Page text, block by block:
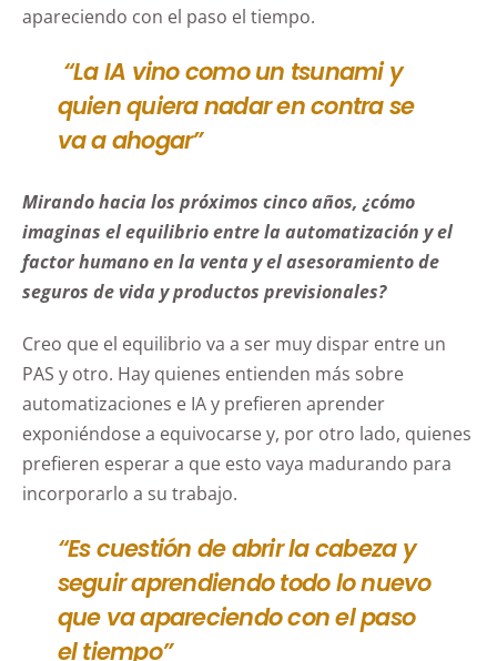
apareciendo con el paso el tiempo.
“La IA vino como un tsunami y
quien quiera nadar en contra se
va a ahogar”
Mirando hacia los próximos cinco años, ¿cómo
imaginas el equilibrio entre la automatización y el
factor humano en la venta y el asesoramiento de
seguros de vida y productos previsionales?
Creo que el equilibrio va a ser muy dispar entre un
PAS y otro. Hay quienes entienden más sobre
automatizaciones e IA y prefieren aprender
exponiéndose a equivocarse y, por otro lado, quienes
prefieren esperar a que esto vaya madurando para
incorporarlo a su trabajo.
“Es cuestión de abrir la cabeza y
seguir aprendiendo todo lo nuevo
que va apareciendo con el paso
el tiempo”